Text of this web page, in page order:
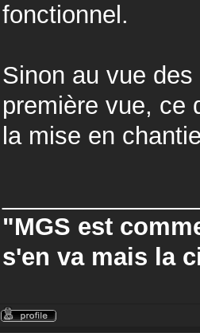
fonctionnel.
Sinon au vue
première vue, ce
la mise en
"MGS est
s'en va mais la